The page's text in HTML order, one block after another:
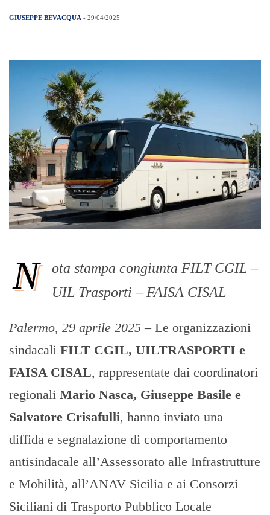
GIUSEPPE BEVACQUA - 29/04/2025
N
ota stampa congiunta FILT CGIL –
UIL Trasporti – FAISA CISAL
Palermo, 29 aprile 2025 – Le organizzazioni
sindacali FILT CGIL, UILTRASPORTI e
FAISA CISAL, rappresentate dai coordinatori
regionali Mario Nasca, Giuseppe Basile e
Salvatore Crisafulli, hanno inviato una
diffida e segnalazione di comportamento
antisindacale all’Assessorato alle Infrastrutture
e Mobilità, all’ANAV Sicilia e ai Consorzi
Siciliani di Trasporto Pubblico Locale